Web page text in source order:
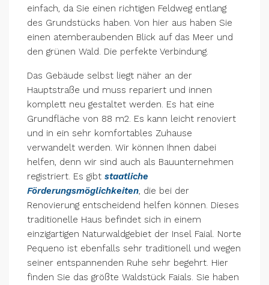
einfach, da Sie einen richtigen Feldweg entlang
des Grundstücks haben. Von hier aus haben Sie
einen atemberaubenden Blick auf das Meer und
den grünen Wald. Die perfekte Verbindung.
Das Gebäude selbst liegt näher an der
Hauptstraße und muss repariert und innen
komplett neu gestaltet werden. Es hat eine
Grundfläche von 88 m2. Es kann leicht renoviert
und in ein sehr komfortables Zuhause
verwandelt werden. Wir können Ihnen dabei
helfen, denn wir sind auch als Bauunternehmen
registriert. Es gibt staatliche
Förderungsmöglichkeiten , die bei der
Renovierung entscheidend helfen können. Dieses
traditionelle Haus befindet sich in einem
einzigartigen Naturwaldgebiet der Insel Faial. Norte
Pequeno ist ebenfalls sehr traditionell und wegen
seiner entspannenden Ruhe sehr begehrt. Hier
finden Sie das größte Waldstück Faials. Sie haben